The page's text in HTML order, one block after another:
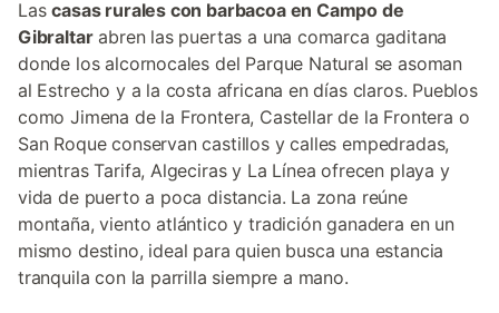
Lascasas rurales con barbacoa en Campo de
Gibraltarabren las puertas a una comarca gaditana
donde los alcornocales del Parque Natural se asoman
al Estrecho y a la costa africana en días claros. Pueblos
como Jimena de la Frontera, Castellar de la Frontera o
San Roque conservan castillos y calles empedradas,
mientras Tarifa, Algeciras y La Línea ofrecen playa y
vida de puerto a poca distancia. La zona reúne
montaña, viento atlántico y tradición ganadera en un
mismo destino, ideal para quien busca una estancia
tranquila con la parrilla siempre a mano.